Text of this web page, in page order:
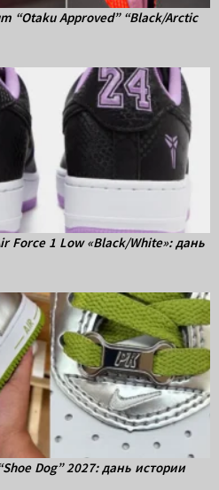
“Otaku Approved” “Black/Arctic
Force 1 Low «Black/White»: дань
Dog” 2027: дань истории